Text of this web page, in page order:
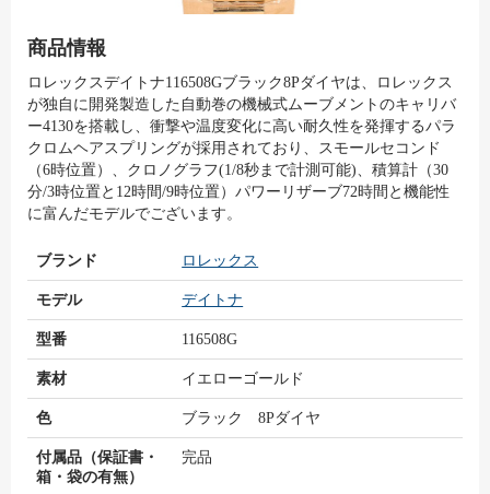
商品情報
ロレックスデイトナ116508Gブラック8Pダイヤは、ロレックス
が独自に開発製造した自動巻の機械式ムーブメントのキャリバ
ー4130を搭載し、衝撃や温度変化に高い耐久性を発揮するパラ
クロムヘアスプリングが採用されており、スモールセコンド
（6時位置）、クロノグラフ(1/8秒まで計測可能)、積算計（30
分/3時位置と12時間/9時位置）パワーリザーブ72時間と機能性
に富んだモデルでございます。
ブランド ロレックス
モデル デイトナ
型番 116508G
素材 イエローゴールド
色 ブラック 8Pダイヤ
付属品（保証書・
箱・袋の有無）
完品